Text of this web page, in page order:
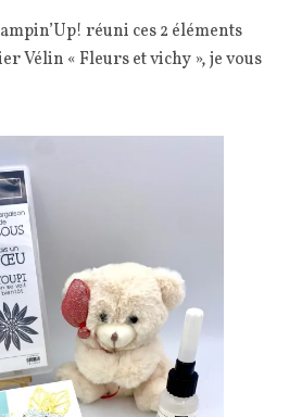
réuni ces 2 éléments
Vélin « Fleurs et vichy », je vous